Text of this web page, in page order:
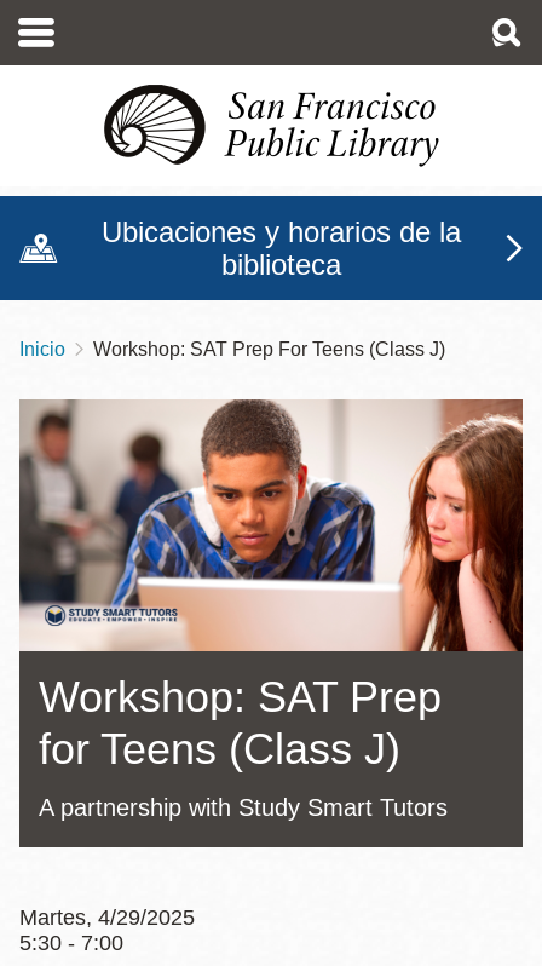
contenido
Ubicaciones y horarios de la
biblioteca
Sobrescribir
enlaces
de
ayuda
a
navegación
Inicio Workshop: SAT Prep For Teens (Class J)
Workshop: SAT Prep
for Teens (Class J)
A partnership with Study Smart Tutors
Martes, 4/29/2025
5:30 - 7:00